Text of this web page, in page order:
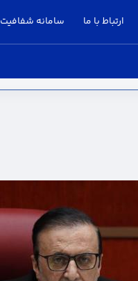
ارتباط با ما سامانه شفافیت